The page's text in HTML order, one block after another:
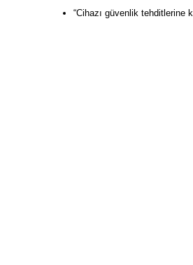
“Cihazı güvenlik tehditlerine